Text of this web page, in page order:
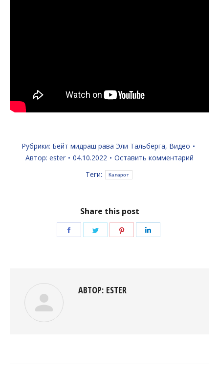
Рубрики: Бейт мидраш рава Эли Тальберга, Видео
Автор: ester 04.10.2022
Оставить комментарий
Теги:
Капарот
Share this post
ПоделитьсяПоделитьсяПоделиться
АВТОР: ESTER